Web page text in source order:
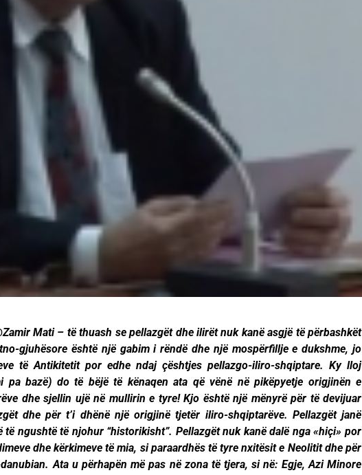
Mati – të thuash se pellazgët dhe ilirët nuk kanë asgjë të përbashkët
gjuhësore është një gabim i rëndë dhe një mospërfillje e dukshme, jo
të Antikitetit por edhe ndaj çështjes pellazgo-iliro-shqiptare. Ky lloj
pa bazë) do të bëjë të kënaqen ata që vënë në pikëpyetje origjinën e
dhe sjellin ujë në mullirin e tyre! Kjo është një mënyrë për të devijuar
dhe për t’i dhënë një origjinë tjetër iliro-shqiptarëve. Pellazgët janë
të ngushtë të njohur “historikisht”. Pellazgët nuk kanë dalë nga «hiçi» por
dhe kërkimeve të mia, si paraardhës të tyre nxitësit e Neolitit dhe për
Ata u përhapën më pas në zona të tjera, si në: Egje, Azi Minore